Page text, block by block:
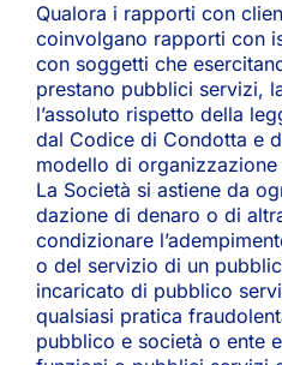
Qualora i rapporti con
coinvolgano rapporti con
con soggetti che
prestano pubblici servizi,
l’assoluto rispetto della
dal Codice di Condotta e
modello di
La Società si astiene da
dazione di denaro o di
condizionare
o del servizio di un
incaricato di pubblico
qualsiasi pratica
pubblico e società o ente